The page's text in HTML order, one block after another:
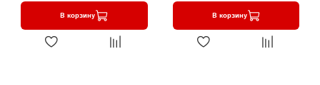
В корзину В корзину